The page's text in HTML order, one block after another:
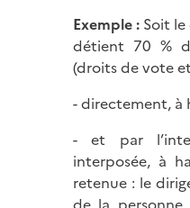
Exemple : Soit
détient 70 %
(droits de vote
- directement, à
- et par
interposée, à
retenue : le